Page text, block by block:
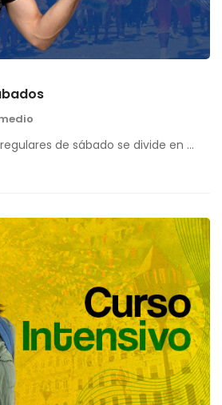
de sábado se divide en …